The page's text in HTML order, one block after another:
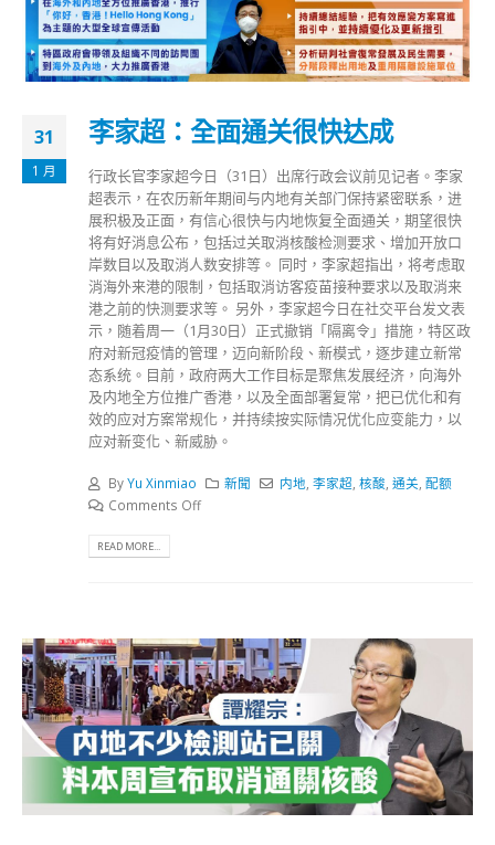
31
1 月
李家超：全面通关很快达成
行政长官李家超今日（31日）出席行政会议前见记者。李家
超表示，在农历新年期间与内地有关部门保持紧密联系，进
展积极及正面，有信心很快与内地恢复全面通关，期望很快
将有好消息公布，包括过关取消核酸检测要求、增加开放口
岸数目以及取消人数安排等。 同时，李家超指出，将考虑取
消海外来港的限制，包括取消访客疫苗接种要求以及取消来
港之前的快测要求等。 另外，李家超今日在社交平台发文表
示，随着周一（1月30日）正式撤销「隔离令」措施，特区政
府对新冠疫情的管理，迈向新阶段、新模式，逐步建立新常
态系统。目前，政府两大工作目标是聚焦发展经济，向海外
及内地全方位推广香港，以及全面部署复常，把已优化和有
效的应对方案常规化，并持续按实际情况优化应变能力，以
应对新变化、新威胁。
ByYu Xinmiao 新聞 内地,李家超,核酸,通关,配额
Comments Off
READ MORE...